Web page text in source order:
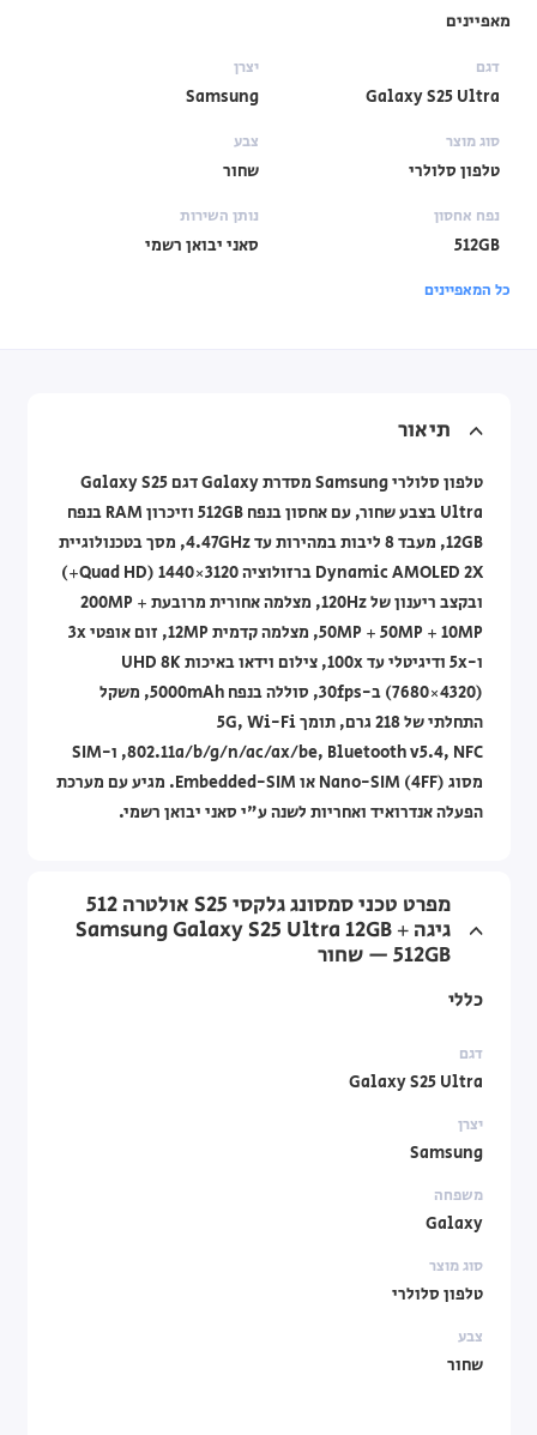
מאפיינים
דגם
Galaxy S25 Ultra
יצרן
Samsung
סוג מוצר
טלפון סלולרי
צבע
שחור
נפח אחסון
512GB
נותן השירות
סאני יבואן רשמי
כל המאפיינים
תיאור
טלפון סלולרי Samsung מסדרת Galaxy דגם Galaxy S25
Ultra בצבע שחור, עם אחסון בנפח 512GB וזיכרון RAM בנפח
12GB, מעבד 8 ליבות במהירות עד 4.47GHz, מסך בטכנולוגיית
Dynamic AMOLED 2X ברזולוציה 3120×1440 (Quad HD+)
ובקצב ריענון של 120Hz, מצלמה אחורית מרובעת 200MP +
50MP + 50MP + 10MP, מצלמה קדמית 12MP, זום אופטי 3x
ו-5x ודיגיטלי עד 100x, צילום וידאו באיכות UHD 8K
(7680×4320) ב-30fps, סוללה בנפח 5000mAh, משקל
התחלתי של 218 גרם, תומך 5G, Wi-Fi
802.11a/b/g/n/ac/ax/be, Bluetooth v5.4, NFC, ו-SIM
מסוג Nano-SIM (4FF) או Embedded-SIM. מגיע עם מערכת
הפעלה אנדרואיד ואחריות לשנה ע"י סאני יבואן רשמי.
מפרט טכני סמסונג גלקסי S25 אולטרה 512
גיגה Samsung Galaxy S25 Ultra 12GB +
512GB — שחור
כללי
דגם
Galaxy S25 Ultra
יצרן
Samsung
משפחה
Galaxy
סוג מוצר
טלפון סלולרי
צבע
שחור